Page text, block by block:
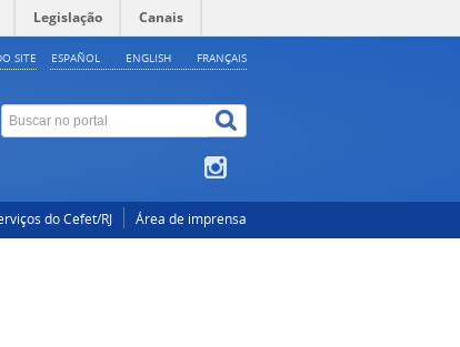
Legislação Canais
ESPAÑOL ENGLISH FRANÇAIS
SITE
do Cefet/RJ Área de imprensa